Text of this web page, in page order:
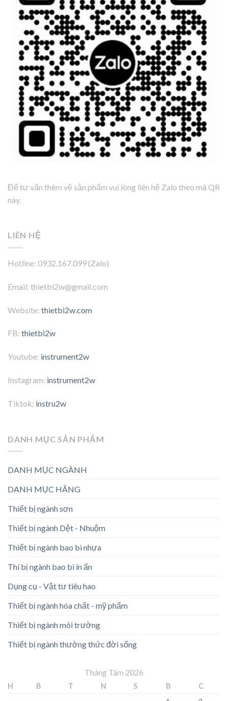
Để tư vấn thêm về sản phẩm vui lòng liên hệ Zalo theo mã QR
này.
LIÊN HỆ
Hotline: 0932.167.099 (Zalo)
Email: thietbi2w@gmail.com
Website: thietbi2w.com
FB: thietbi2w
Youtube: instrument2w
Instagram: instrument2w
Tiktok: instru2w
DANH MỤC SẢN PHẨM
DANH MỤC NGÀNH
DANH MỤC HÃNG
Thiết bị ngành sơn
Thiết bị ngành Dệt - Nhuộm
Thiết bị ngành bao bì nhựa
Thí bị ngành bao bì in ấn
Dụng cụ - Vật tư tiêu hao
Thiết bị ngành hóa chất - mỹ phẩm
Thiết bị ngành môi trường
Thiết bị ngành thường thức đời sống
Tháng Tám 2026
H B T N S B
C